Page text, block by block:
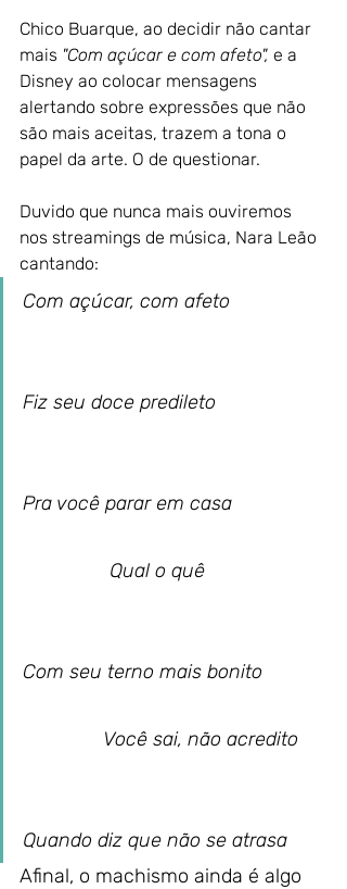
Chico Buarque, ao decidir não cantar
mais "Com açúcar e com afeto", e a
Disney ao colocar mensagens
alertando sobre expressões que não
são mais aceitas, trazem a tona o
papel da arte. O de questionar.
Duvido que nunca mais ouviremos
nos streamings de música, Nara Leão
cantando:
Com açúcar, com afeto
Fiz seu doce predileto
Pra você parar em casa
                Qual o quê
Com seu terno mais bonito
               Você sai, não acredito
Quando diz que não se atrasa
Afinal, o machismo ainda é algo